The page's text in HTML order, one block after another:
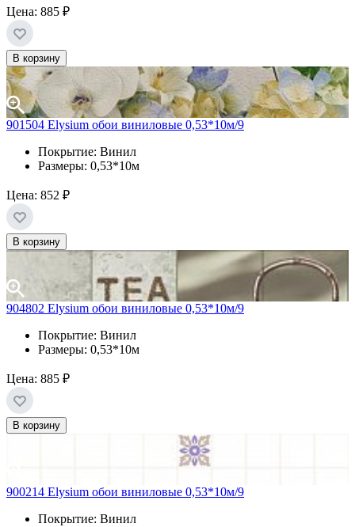
Цена: 885 ₽
В корзину
901504 Elysium обои виниловые 0,53*10м/9
Покрытие: Винил
Размеры: 0,53*10м
Цена: 852 ₽
В корзину
904802 Elysium обои виниловые 0,53*10м/9
Покрытие: Винил
Размеры: 0,53*10м
Цена: 885 ₽
В корзину
900214 Elysium обои виниловые 0,53*10м/9
Покрытие: Винил